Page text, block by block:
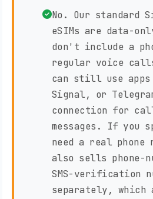
No. Our standard
eSIMs are data-
don't include a
regular voice calls
can still use apps
Signal, or
connection for
messages. If you
need a real phone
also sells phone-
SMS-verification
separately,